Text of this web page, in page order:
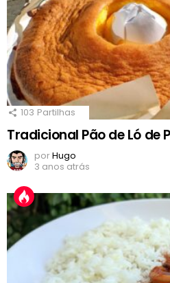
103 Partilhas
Tradicional Pão de Ló de
porHugo
3 anos atrás